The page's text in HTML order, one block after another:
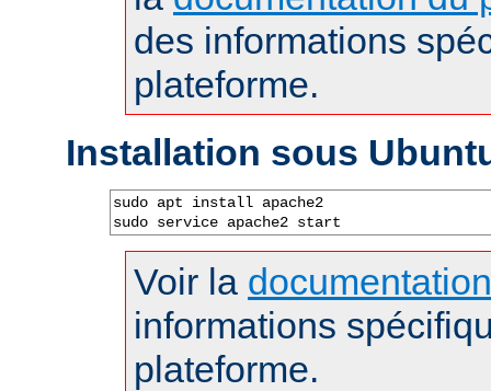
des informations
plateforme.
Installation sous
sudo apt install apache2
sudo service apache2 start
Voir la
informations
plateforme.